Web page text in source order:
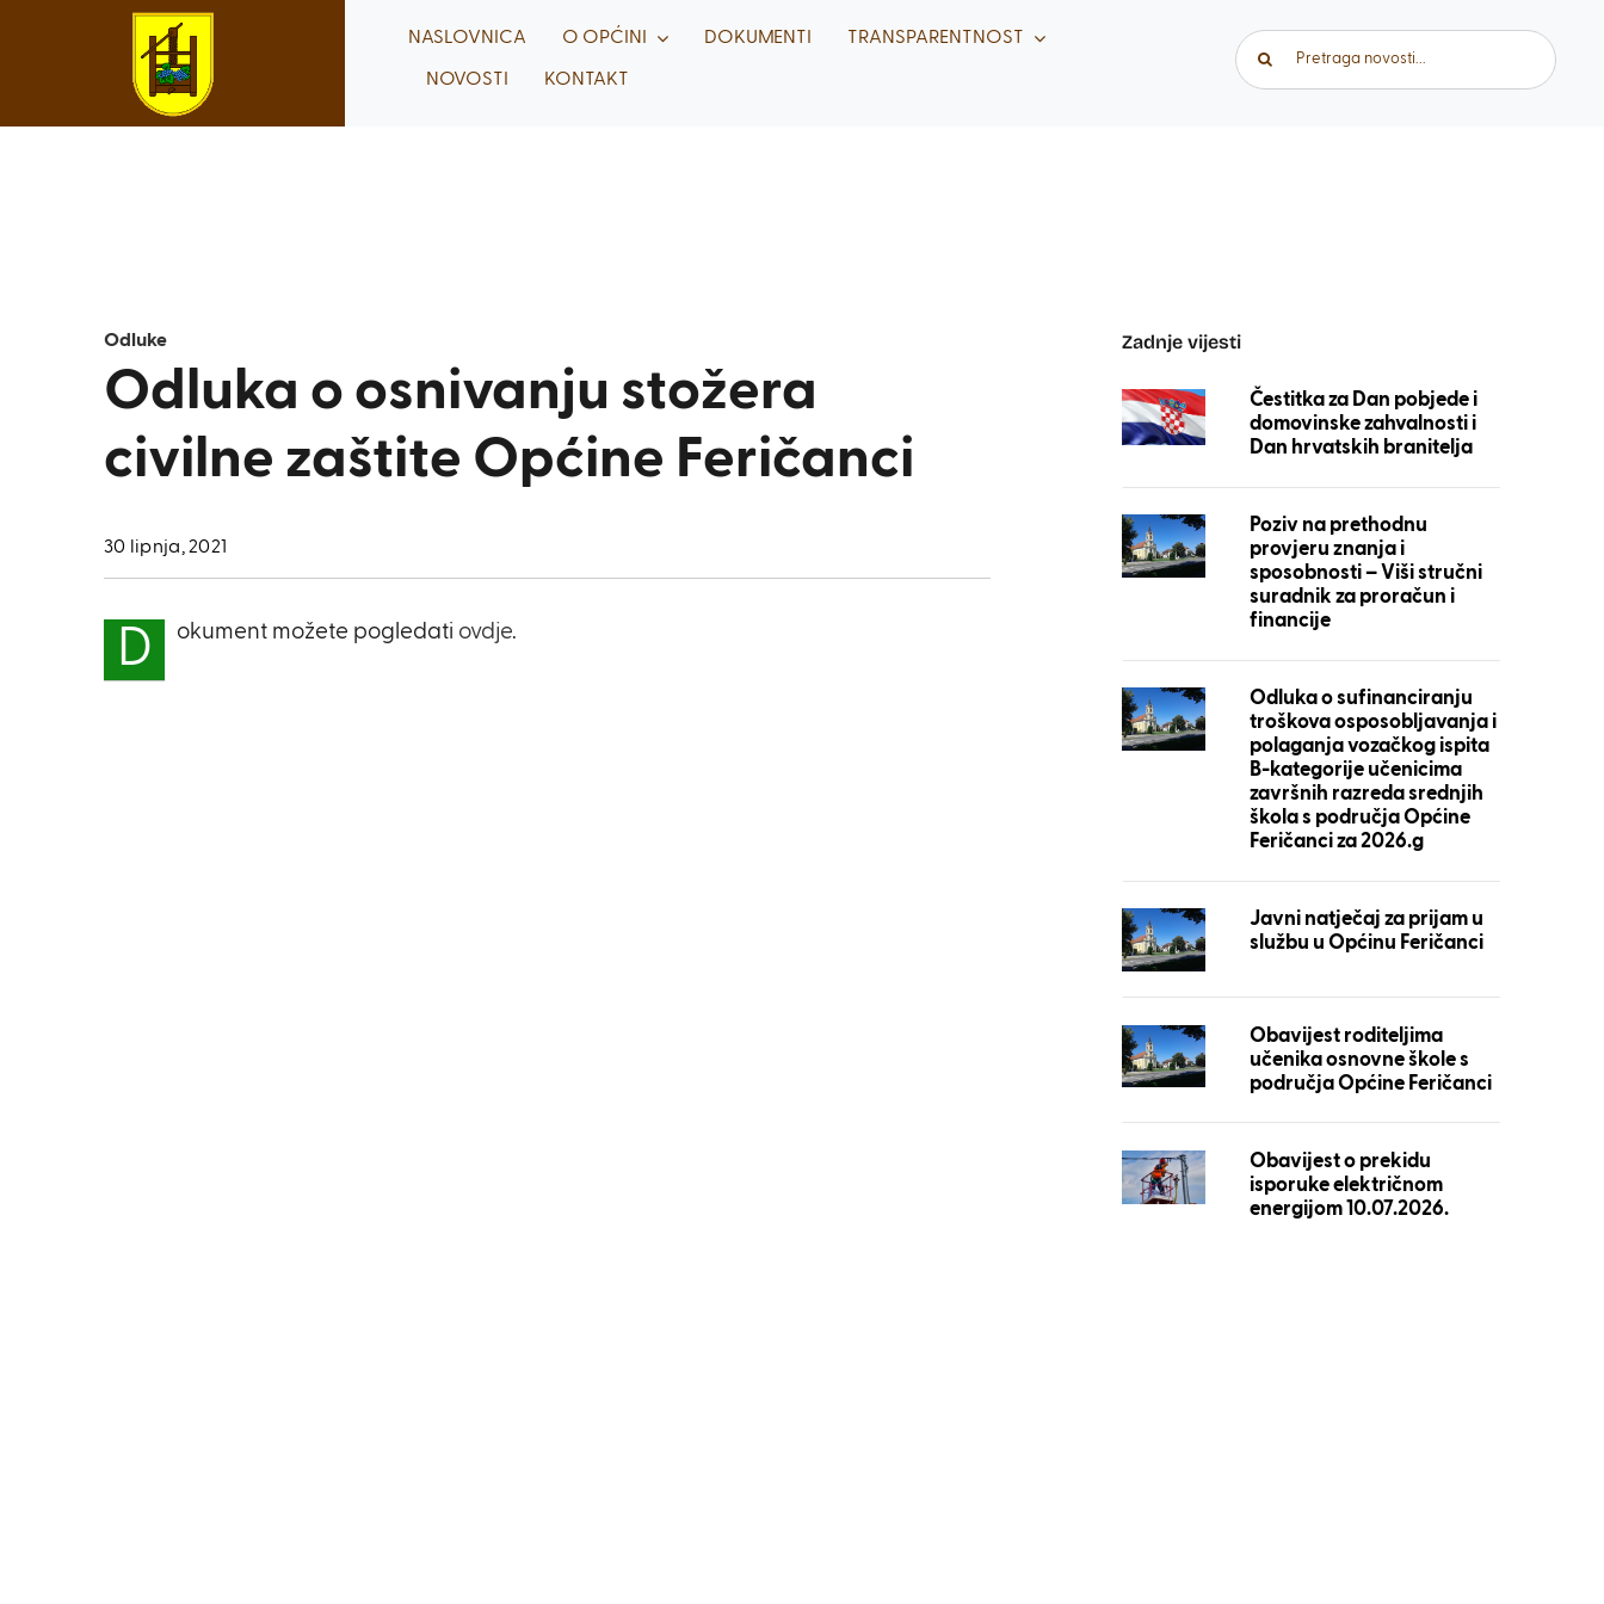
NASLOVNICA O OPĆINI DOKUMENTI TRANSPARENTNOST
NOVOSTI KONTAKT
Traži...
Odluke
Odluka o osnivanju stožera
civilne zaštite Općine Feričanci
30 lipnja, 2021
D okument možete pogledati ovdje.
Zadnje vijesti
Čestitka za Dan pobjede i
domovinske zahvalnosti i
Dan hrvatskih branitelja
Poziv na prethodnu
provjeru znanja i
sposobnosti – Viši stručni
suradnik za proračun i
financije
Odluka o sufinanciranju
troškova osposobljavanja i
polaganja vozačkog ispita
B-kategorije učenicima
završnih razreda srednjih
škola s područja Općine
Feričanci za 2026.g
Javni natječaj za prijam u
službu u Općinu Feričanci
Obavijest roditeljima
učenika osnovne škole s
područja Općine Feričanci
Obavijest o prekidu
isporuke električnom
energijom 10.07.2026.